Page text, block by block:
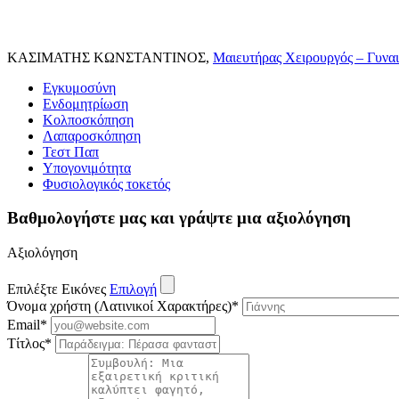
ΚΑΣΙΜΑΤΗΣ ΚΩΝΣΤΑΝΤΙΝΟΣ, Μαιευτήρας Χειρουργός –
Εγκυμοσύνη
Ενδομητρίωση
Κολποσκόπηση
Λαπαροσκόπηση
Τεστ Παπ
Υπογονιμότητα
Φυσιολογικός τοκετός
Βαθμολογήστε μας και γράψτε μια αξιολόγηση
Αξιολόγηση
Επιλέξτε Εικόνες Επιλογή
Όνομα χρήστη (Λατινικοί Χαρακτήρες)*
Email*
Τίτλος*